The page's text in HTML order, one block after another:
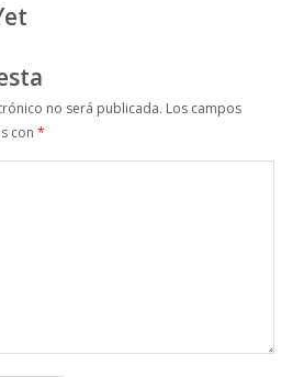
no será publicada. Los campos
con*